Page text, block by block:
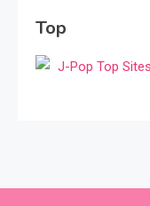
Top